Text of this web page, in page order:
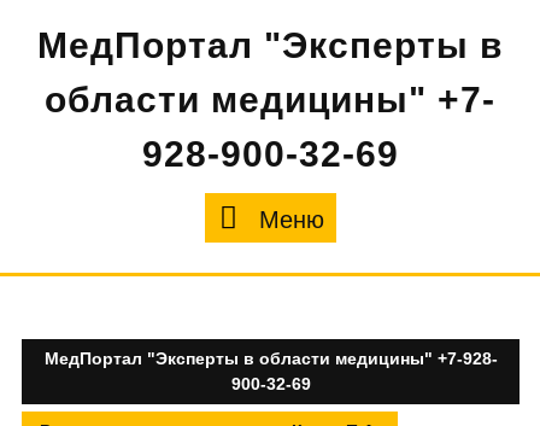
содержимому
МедПортал "Эксперты в
области медицины" +7-
928-900-32-69
Меню
МедПортал "Эксперты в области медицины" +7-928-
900-32-69